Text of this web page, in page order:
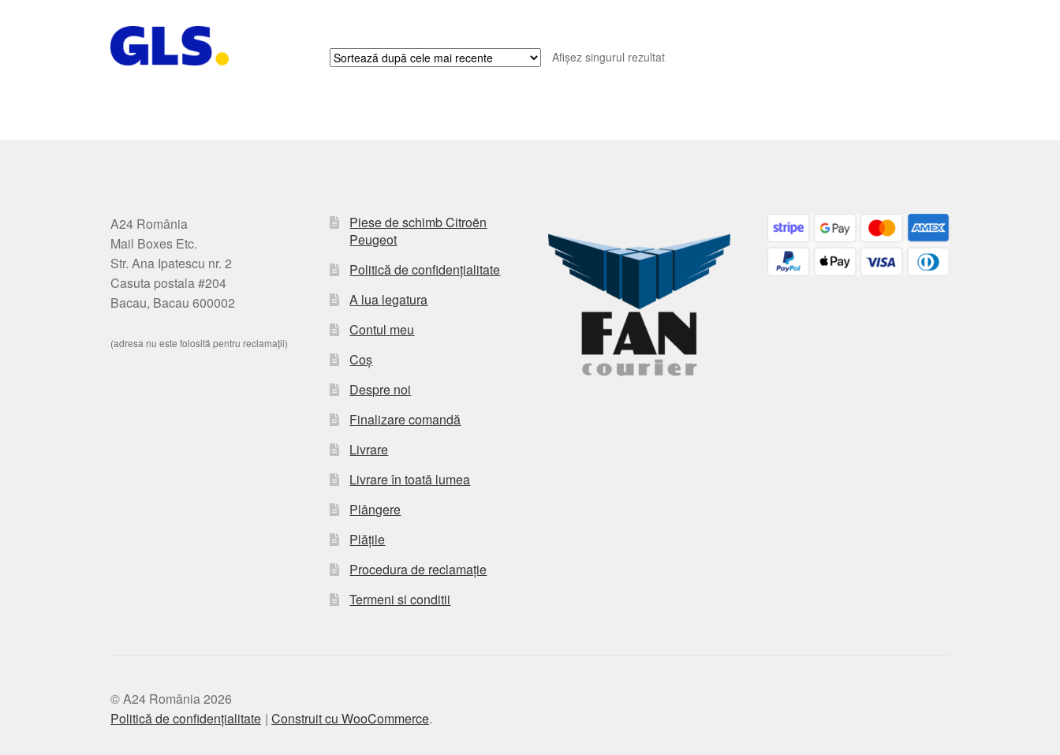
Afișez singurul rezultat
A24 România
Mail Boxes Etc.
Str. Ana Ipatescu nr. 2
Casuta postala #204
Bacau, Bacau 600002
(adresa nu este folosită pentru reclamații)
Piese de schimb Citroën
Peugeot
Politică de confidențialitate
A lua legatura
Contul meu
Coș
Despre noi
Finalizare comandă
Livrare
Livrare în toată lumea
Plângere
Plățile
Procedura de reclamație
Termeni si conditii
© A24 România 2026
Politică de confidențialitate Construit cu WooCommerce.